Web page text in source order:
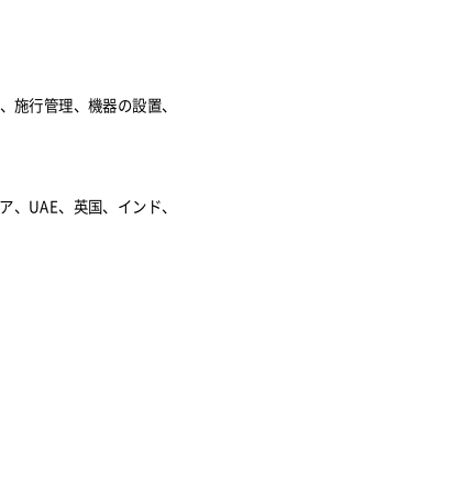
行管理、機器の設置、
UAE、英国、インド、